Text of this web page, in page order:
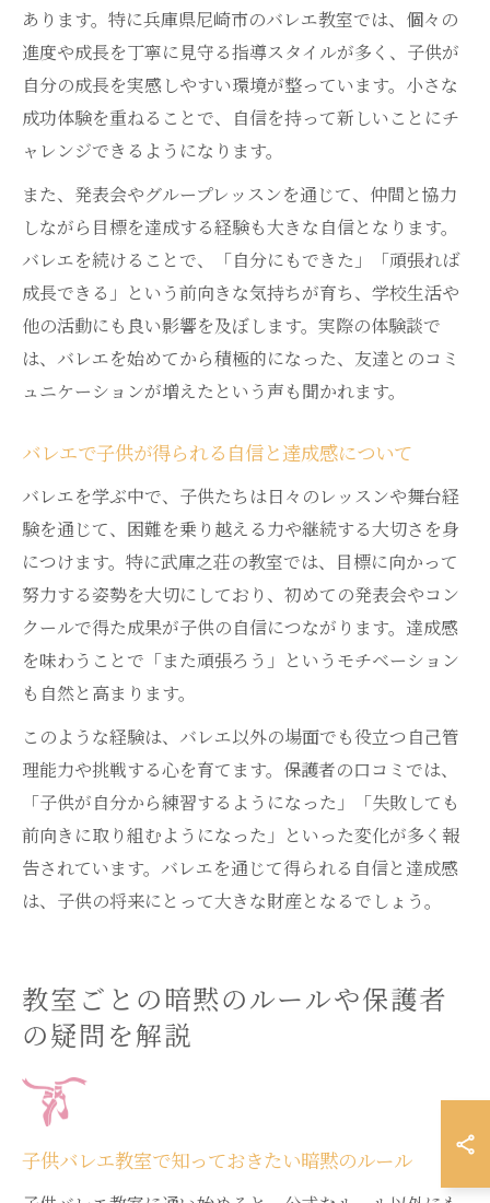
あります。特に兵庫県尼崎市のバレエ教室では、個々の
進度や成長を丁寧に見守る指導スタイルが多く、子供が
自分の成長を実感しやすい環境が整っています。小さな
成功体験を重ねることで、自信を持って新しいことにチ
ャレンジできるようになります。
また、発表会やグループレッスンを通じて、仲間と協力
しながら目標を達成する経験も大きな自信となります。
バレエを続けることで、「自分にもできた」「頑張れば
成長できる」という前向きな気持ちが育ち、学校生活や
他の活動にも良い影響を及ぼします。実際の体験談で
は、バレエを始めてから積極的になった、友達とのコミ
ュニケーションが増えたという声も聞かれます。
バレエで子供が得られる自信と達成感について
バレエを学ぶ中で、子供たちは日々のレッスンや舞台経
験を通じて、困難を乗り越える力や継続する大切さを身
につけます。特に武庫之荘の教室では、目標に向かって
努力する姿勢を大切にしており、初めての発表会やコン
クールで得た成果が子供の自信につながります。達成感
を味わうことで「また頑張ろう」というモチベーション
も自然と高まります。
このような経験は、バレエ以外の場面でも役立つ自己管
理能力や挑戦する心を育てます。保護者の口コミでは、
「子供が自分から練習するようになった」「失敗しても
前向きに取り組むようになった」といった変化が多く報
告されています。バレエを通じて得られる自信と達成感
は、子供の将来にとって大きな財産となるでしょう。
教室ごとの暗黙のルールや保護者
の疑問を解説
子供バレエ教室で知っておきたい暗黙のルール